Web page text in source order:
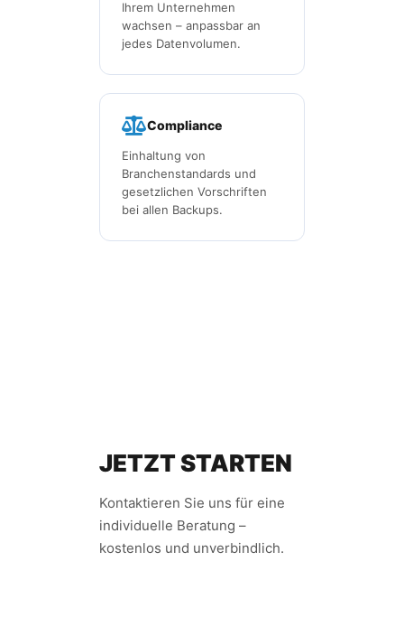
Ihrem Unternehmen
wachsen – anpassbar an
jedes Datenvolumen.
Compliance
Einhaltung von
Branchenstandards und
gesetzlichen Vorschriften
bei allen Backups.
JETZT STARTEN
Kontaktieren Sie uns für eine
individuelle Beratung –
kostenlos und unverbindlich.